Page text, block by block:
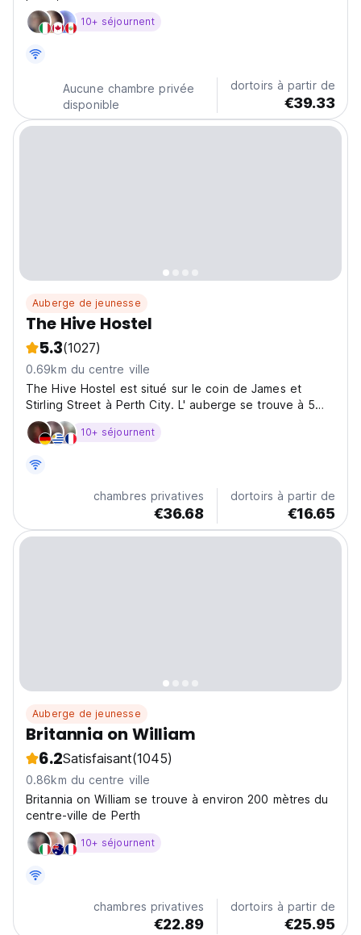
international.
10+ séjournent
Aucune chambre privée
disponible
dortoirs à partir de
€39.33
Auberge de jeunesse
The Hive Hostel
5.3(1027)
0.69km du centre ville
The Hive Hostel est situé sur le coin de James et
Stirling Street à Perth City. L' auberge se trouve à 5
minutes à pied de la gare centrale de train,
supermarchés , Northbridge quartier et le principal
10+ séjournent
chambres privatives
€36.68
dortoirs à partir de
€16.65
Auberge de jeunesse
Britannia on William
6.2Satisfaisant(1045)
0.86km du centre ville
Britannia on William se trouve à environ 200 mètres du
centre-ville de Perth
10+ séjournent
chambres privatives
€22.89
dortoirs à partir de
€25.95